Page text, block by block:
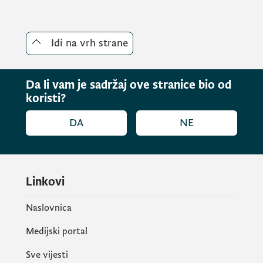
Idi na vrh strane
Da li vam je sadržaj ove stranice bio od
koristi?
DA NE
Linkovi
Naslovnica
Medijski portal
Sve vijesti